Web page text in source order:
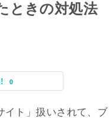
ときの対処法
0
イト」扱いされて、ブ